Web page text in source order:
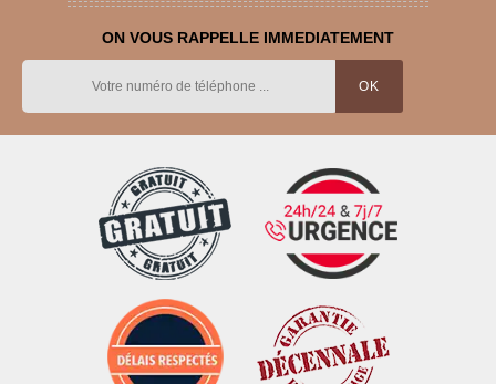
ON VOUS RAPPELLE IMMEDIATEMENT